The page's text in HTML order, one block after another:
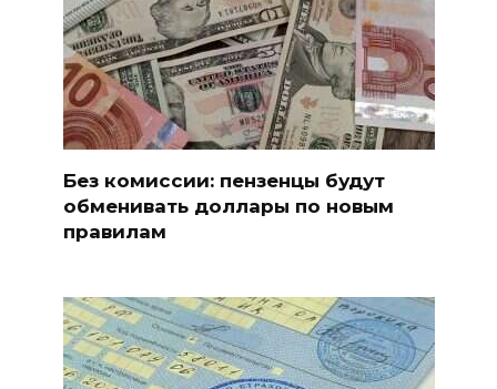
Без комиссии: пензенцы будут
обменивать доллары по новым
правилам